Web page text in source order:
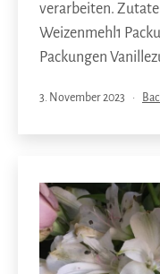
verarbeiten.
Weizenmehl1
Packungen
Veröffentlicht
3. November 2023